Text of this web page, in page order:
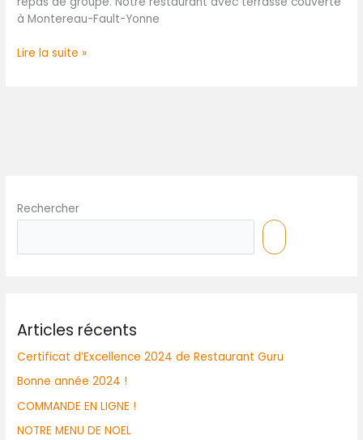
à Montereau-Fault-Yonne
Lire la suite »
Rechercher
Articles récents
Certificat d’Excellence 2024 de Restaurant Guru
Bonne année 2024 !
COMMANDE EN LIGNE !
NOTRE MENU DE NOEL